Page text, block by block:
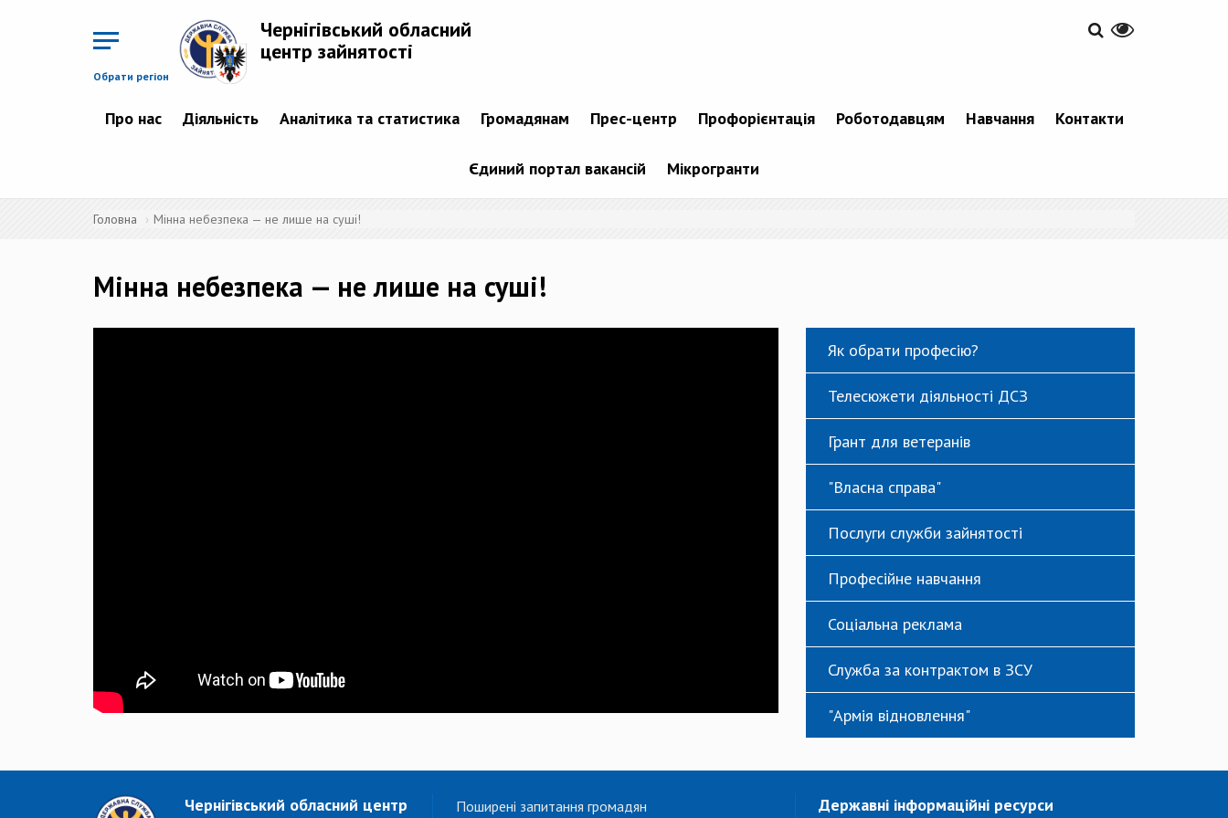
Обрати регіон
Чернігівський обласний
центр зайнятості
Про нас Діяльність Аналітика та статистика Громадянам Прес-центр Профорієнтація Роботодавцям Навчання Контакти
Єдиний портал вакансій Мікрогранти
Головна Мінна небезпека — не лише на суші!
Мінна небезпека — не лише на суші!
Як обрати професію?
Телесюжети діяльності ДСЗ
Грант для ветеранів
"Власна справа"
Послуги служби зайнятості
Професійне навчання
Соціальна реклама
Служба за контрактом в ЗСУ
"Армія відновлення"
Чернігівський обласний центр
Поширені запитання громадян Державні інформаційні ресурси